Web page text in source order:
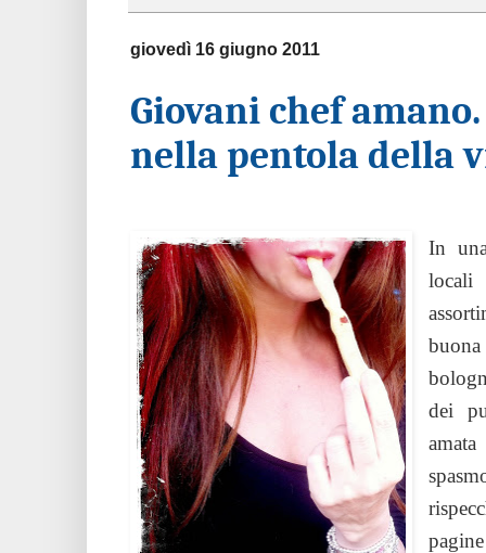
giovedì 16 giugno 2011
Giovani chef
nella pentola della
In
locali
dei